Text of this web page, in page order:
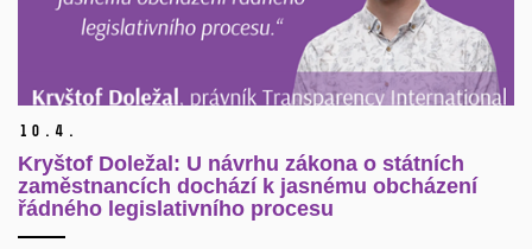
10. 4.
Kryštof Doležal: U návrhu zákona o státních
zaměstnancích dochází k jasnému obcházení
řádného legislativního procesu